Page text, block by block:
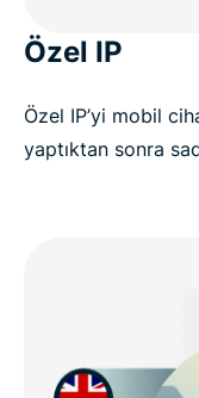
Özel IP
Özel IP’yi mobil
yaptıktan sonra